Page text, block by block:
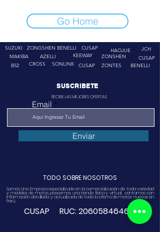
Go Home
SUZUKI
ZONGSHEN
MAKIBA
AZELLI
BENELLI
CUSAP
KEEWAY
B52
CROSS SONLINK CUSAP
HAOJUE
JCH
ZONSHEN
ZONTES
CUSAP
BENELLI
SUSCRIBETE
RECIBE LAS MEJORES OFERTAS
Email
Enviar
TODO SOBRE NOSOTROS
Somos Una Empresa especializado en la comercialización de toda variedad
y modelos de motos, poseemos una tienda física y virtual. contamos con
información detallada y actualizada de toda la oferta de motos nuevas en
Perú.
CUSAP RUC:20605846468